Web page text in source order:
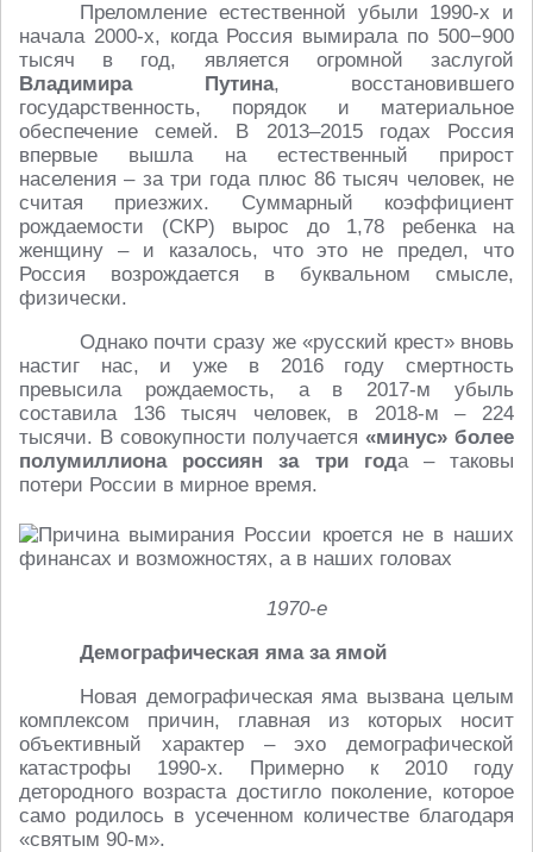
Преломление естественной убыли 1990-х и
начала 2000-х, когда Россия вымирала по 500−900
тысяч в год, является огромной заслугой
Владимира Путина, восстановившего
государственность, порядок и материальное
обеспечение семей. В 2013–2015 годах Россия
впервые вышла на естественный прирост
населения – за три года плюс 86 тысяч человек, не
считая приезжих. Суммарный коэффициент
рождаемости (СКР) вырос до 1,78 ребенка на
женщину – и казалось, что это не предел, что
Россия возрождается в буквальном смысле,
физически.
Однако почти сразу же «русский крест» вновь
настиг нас, и уже в 2016 году смертность
превысила рождаемость, а в 2017-м убыль
составила 136 тысяч человек, в 2018-м – 224
тысячи. В совокупности получается«минус» более
полумиллиона россиян за три года – таковы
потери России в мирное время.
1970-е
Демографическая яма за ямой
Новая демографическая яма вызвана целым
комплексом причин, главная из которых носит
объективный характер – эхо демографической
катастрофы 1990-х. Примерно к 2010 году
детородного возраста достигло поколение, которое
само родилось в усеченном количестве благодаря
«святым 90-м».